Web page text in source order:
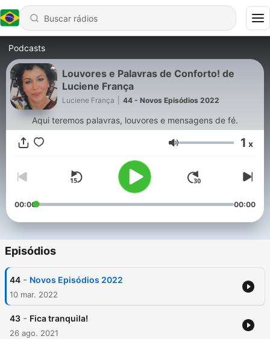
Podcasts
Louvores e Palavras de Conforto! de
Luciene França
Luciene França 44 - Novos Episódios 2022
Aqui teremos palavras, louvores e mensagens de fé.
Volume 1 x
00:00 00:00
Episódios
44 - Novos Episódios 2022
10 mar. 2022
43 - Fica tranquila!
26 ago. 2021